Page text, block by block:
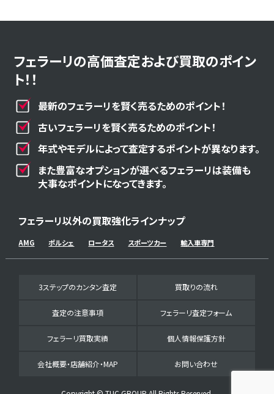
フェラーリの高価査定および買取のポイン
ト！！
最新のフェラーリを賢く売るためのポイント！
古いフェラーリを賢く売るためのポイント！
年式やモデルによって査定するポイントが異なります。
また豊富なオプションが選べるフェラーリは装備も
大事なポイントになってきます。
フェラーリ以外の買取強化ラインナップ
AMG ポルシェ ロータス スポーツカー 輸入車専門
3ステップのカンタン査定 買取りの流れ
査定の注意事項 フェラーリ査定フォーム
フェラーリ買取実績 個人情報保護方針
会社概要・店舗紹介・MAP お問い合わせ